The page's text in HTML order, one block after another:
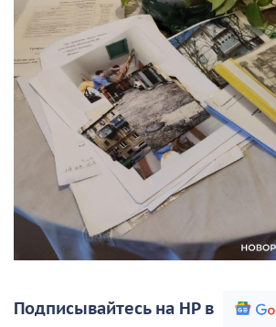
Подписывайтесь на НР в